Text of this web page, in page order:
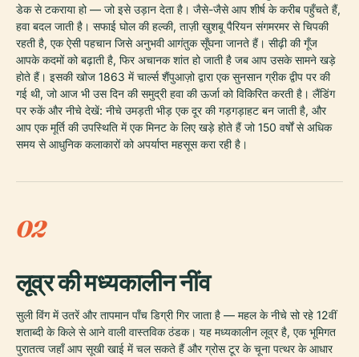
डेक से टकराया हो — जो इसे उड़ान देता है। जैसे-जैसे आप शीर्ष के करीब पहुँचते हैं,
हवा बदल जाती है। सफाई घोल की हल्की, ताज़ी खुशबू पैरियन संगमरमर से चिपकी
रहती है, एक ऐसी पहचान जिसे अनुभवी आगंतुक सूँघना जानते हैं। सीढ़ी की गूँज
आपके कदमों को बढ़ाती है, फिर अचानक शांत हो जाती है जब आप उसके सामने खड़े
होते हैं। इसकी खोज 1863 में चार्ल्स शैंपुआज़ो द्वारा एक सुनसान ग्रीक द्वीप पर की
गई थी, जो आज भी उस दिन की समुद्री हवा की ऊर्जा को विकिरित करती है। लैंडिंग
पर रुकें और नीचे देखें: नीचे उमड़ती भीड़ एक दूर की गड़गड़ाहट बन जाती है, और
आप एक मूर्ति की उपस्थिति में एक मिनट के लिए खड़े होते हैं जो 150 वर्षों से अधिक
समय से आधुनिक कलाकारों को अपर्याप्त महसूस करा रही है।
02
लूव्र की मध्यकालीन नींव
सुली विंग में उतरें और तापमान पाँच डिग्री गिर जाता है — महल के नीचे सो रहे 12वीं
शताब्दी के किले से आने वाली वास्तविक ठंडक। यह मध्यकालीन लूव्र है, एक भूमिगत
पुरातत्व जहाँ आप सूखी खाई में चल सकते हैं और ग्रोस टूर के चूना पत्थर के आधार